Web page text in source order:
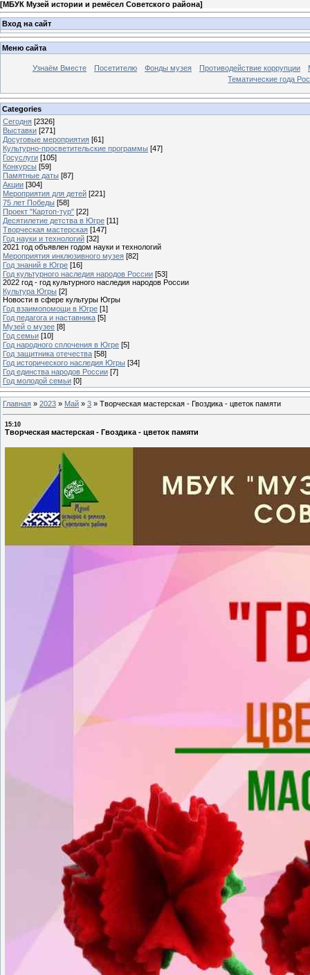
[МБУК Музей истории и ремёсел Советского района]
Вход на сайт
Меню сайта
Узнаём Вместе Посетителю Фонды музея Противодействие коррупции
Тематические года
Categories
Сегодня [2326]
Выставки [271]
Досуговые мероприятия [61]
Культурно-просветительские программы [47]
Госуслуги [105]
Конкурсы [59]
Памятные даты [87]
Акции [304]
Мероприятия для детей [221]
75 лет Победы [58]
Проект "Картоп-тур" [22]
Десятилетие детства в Югре [11]
Творческая мастерская [147]
Год науки и технологий [32]
2021 год объявлен годом науки и технологий
Мероприятия инклюзивного музея [82]
Год знаний в Югре [16]
Год культурного наследия народов России [53]
2022 год - год культурного наследия народов России
Культура Югры [2]
Новости в сфере культуры Югры
Год взаимопомощи в Югре [1]
Год педагога и наставника [5]
Музей о музее [8]
Год семьи [10]
Год народного сплочения в Югре [5]
Год защитника отечества [58]
Год исторического наследия Югры [34]
Год единства народов России [7]
Год молодой семьи [0]
Главная » 2023 » Май » 3 » Творческая мастерская - Гвоздика - цветок памяти
15:10
Творческая мастерская - Гвоздика - цветок памяти